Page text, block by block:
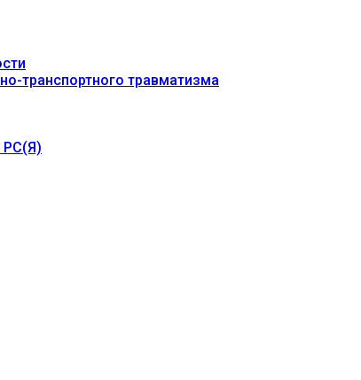
транспортного травматизма
РС(Я)